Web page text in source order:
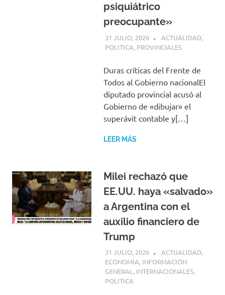
psiquiátrico
preocupante»
31 JULIO, 2026 H P
ACTUALIDAD,
POLITICA, PROVINCIALES
Duras críticas del Frente de
Todos al Gobierno nacionalEl
diputado provincial acusó al
Gobierno de «dibujar» el
superávit contable y[…]
LEER MÁS
Milei rechazó que
EE.UU. haya «salvado»
a Argentina con el
auxilio financiero de
Trump
31 JULIO, 2026 H P
ACTUALIDAD,
ECONOMIA, INFORMACIÓN
GENERAL, INTERNACIONALES,
POLITICA